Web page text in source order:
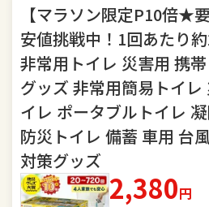
総合 レ
メンズファッション イ
バッグ・小物・ブランド雑貨 靴
ジ
キッズ・ベビー・マタニティ
スポーツ・アウトドア 家電
【マラソン限定P10倍★
安値挑戦中！1回あたり
非常用トイレ 災害用 携
グッズ 非常用簡易トイレ
イレ ポータブルトイレ
防災トイレ 備蓄 車用 台
対策グッズ
2,380円